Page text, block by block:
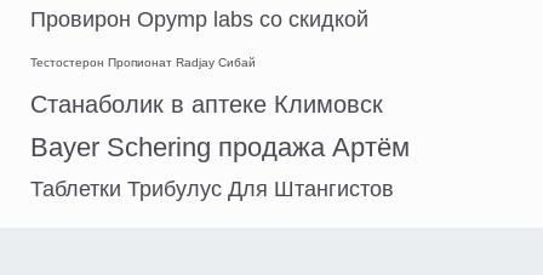
Провирон Opymp labs со скидкой
Тестостерон Пропионат Radjay Сибай
Станаболик в аптеке Климовск
Bayer Schering продажа Артём
Таблетки Трибулус Для Штангистов